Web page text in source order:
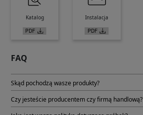
Katalog Instalacja
FAQ
Skąd pochodzą wasze produkty?
Czy jesteście producentem czy firmą handlową?